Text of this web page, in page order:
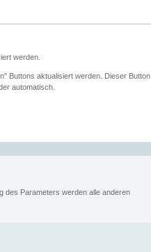
werden.
Buttons aktualisiert werden. Dieser Button
automatisch.
des Parameters werden alle anderen